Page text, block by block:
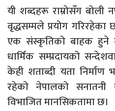
यी शब्दहरू राम्रोसँग
वृद्धसम्मले प्रयोग
एक संस्कृतिको बाहक हुने
धार्मिक सम्प्रदायको
केही शताब्दी यता
रहेको नेपालको सनातनी
विभाजित मानसिकतामा छ।